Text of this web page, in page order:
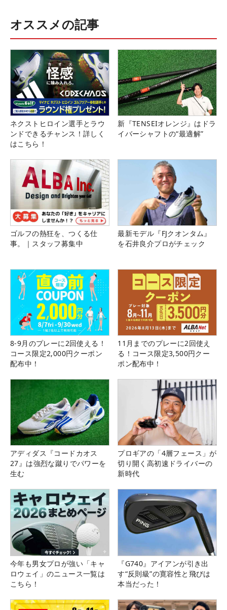
オススメの記事
ネクストヒロイン選手とラウ
ンドできるチャンス！詳しく
はこちら！
新『TENSEIオレンジ』はドラ
イバーシャフトの“最適解”
ゴルフの熱狂を、つくる仕
事。｜スタッフ募集中
最新モデル『FJクオンタム』
を石井良介プロがチェック
8-9月のプレーに2回使える！
コース限定2,000円クーポン
配布中！
11月までのプレーに2回使え
る！コース限定3,500円クー
ポン配布中！
アディダス『コードカオス
27』は強烈な蹴りでパワーを
生む
プロギアの「4層フェース」が
切り開く高初速ドライバーの
新時代
今年も男女プロが強い「キャ
ロウェイ」のニュース一覧は
こちら！
『G740』アイアンが引き出
す“反則級”の寛容性と飛びは
本当だった！